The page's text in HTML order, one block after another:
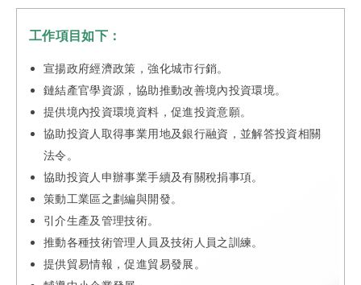
工作項目如下：
宣揚政府經濟政策，強化城市行銷。
鏈結產官學資源，協助推動改善境內投資環境。
提供境內投資環境資料，促進投資意願。
協助投資人取得事業用地及銀行融資，並解答投資相關
法令。
協助投資人申辦事業手續及有關稅捐事項。
策動工業區之劃編與開發。
引介生產及管理技術。
推動各種技術管理人員及技術人員之訓練。
提供貿易情報，促進貿易發展。